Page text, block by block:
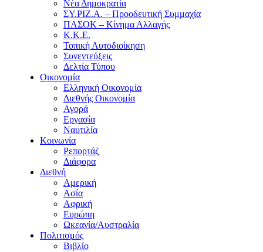
Νέα Δημοκρατία
ΣΥ.ΡΙΖ.Α. – Προοδευτική Συμμαχία
ΠΑΣΟΚ – Κίνημα Αλλαγής
Κ.Κ.Ε.
Τοπική Αυτοδιοίκηση
Συνεντεύξεις
Δελτία Τύπου
Οικονομία
Ελληνική Οικονομία
Διεθνής Οικονομία
Αγορά
Εργασία
Ναυτιλία
Κοινωνία
Ρεπορτάζ
Διάφορα
Διεθνή
Αμερική
Ασία
Αφρική
Ευρώπη
Ωκεανία/Αυστραλία
Πολιτισμός
Βιβλίο